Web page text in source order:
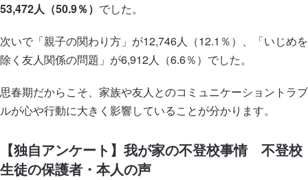
53,472人（50.9％） でした。
次いで「親子の関わり方」が12,746人（12.1％）、「いじめを
除く友人関係の問題」が6,912人（6.6％）でした。
思春期だからこそ、家族や友人とのコミュニケーショントラブ
ルが心や行動に大きく影響していることが分かります。
【独自アンケート】我が家の不登校事情 不登校
生徒の保護者・本人の声